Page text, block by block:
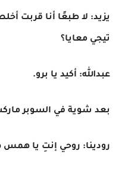
يزيد: لا طبعًا أنا قربت
تيجي معايا؟
عبدالله: أكيد يا برو.
بعد شوية في السوبر
رودينا: روحي إنتِ يا